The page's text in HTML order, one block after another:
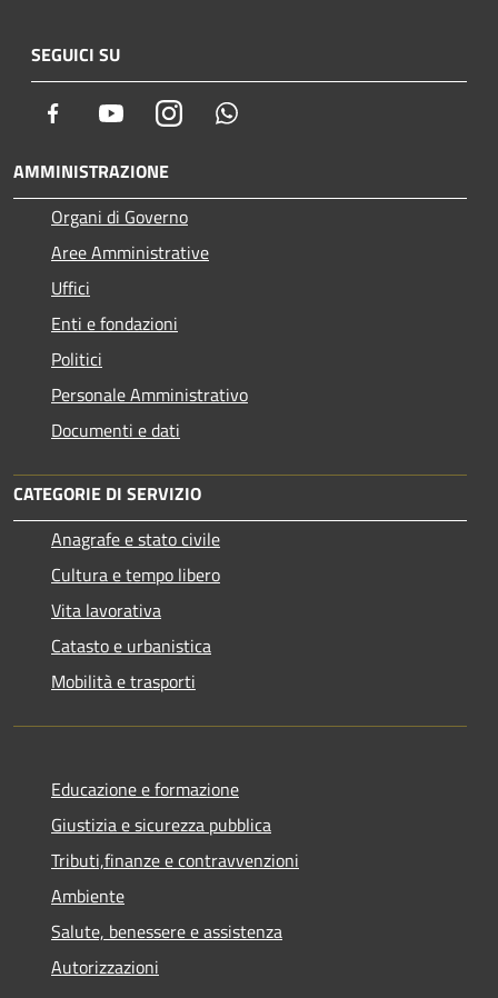
SEGUICI SU
Facebook YoutubeInstagram
AMMINISTRAZIONE
Organi di Governo
Aree Amministrative
Uffici
Enti e fondazioni
Politici
Personale Amministrativo
Documenti e dati
CATEGORIE DI SERVIZIO
Anagrafe e stato civile
Cultura e tempo libero
Vita lavorativa
Catasto e urbanistica
Mobilità e trasporti
Educazione e formazione
Giustizia e sicurezza pubblica
Tributi,finanze e contravvenzioni
Ambiente
Salute, benessere e assistenza
Autorizzazioni